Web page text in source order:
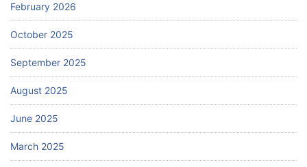
February 2026
October 2025
September 2025
August 2025
June 2025
March 2025